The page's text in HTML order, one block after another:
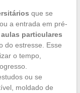
que se
a entrada em pré-
aulas particulares
do estresse. Esse
o tempo,
ou se
moldado de